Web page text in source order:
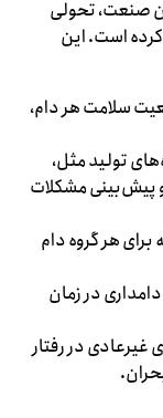
صنعت، تحولی
است. این
سلامت هر دام،
تولید مثل،
پیش‌بینی مشکلات
برای هر گروه دام
در زمان
غیرعادی در رفتار